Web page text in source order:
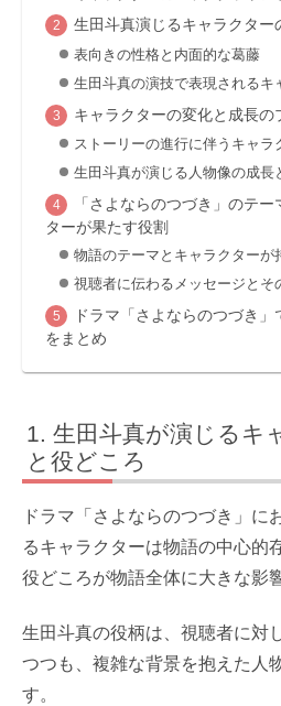
生田斗真演じるキャラクター
表向きの性格と内面的な葛藤
生田斗真の演技で表現されるキ
キャラクターの変化と成長の
ストーリーの進行に伴うキャラ
生田斗真が演じる人物像の成長
「さよならのつづき」のテ
ターが果たす役割
物語のテーマとキャラクターが
視聴者に伝わるメッセージとそ
ドラマ「さよならのつづき
をまとめ
生田斗真が演じるキ
と役どころ
ドラマ「さよならのつづき」に
るキャラクターは物語の中心的
役どころが物語全体に大きな影
生田斗真の役柄は、視聴者に対
つつも、複雑な背景を抱えた人
す。